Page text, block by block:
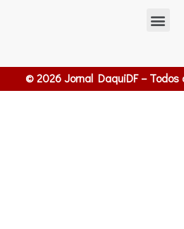
© 2026 Jornal DaquiDF –